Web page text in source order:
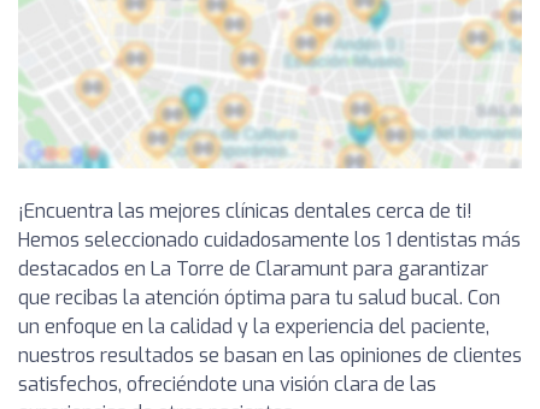
¡Encuentra las mejores clínicas dentales cerca de ti!
Hemos seleccionado cuidadosamente los 1 dentistas más
destacados en La Torre de Claramunt para garantizar
que recibas la atención óptima para tu salud bucal. Con
un enfoque en la calidad y la experiencia del paciente,
nuestros resultados se basan en las opiniones de clientes
satisfechos, ofreciéndote una visión clara de las